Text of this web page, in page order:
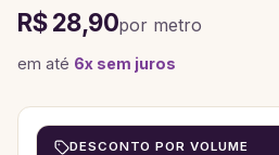
R$ 28,90por metro
em até 6x sem juros
DESCONTO POR VOLUME